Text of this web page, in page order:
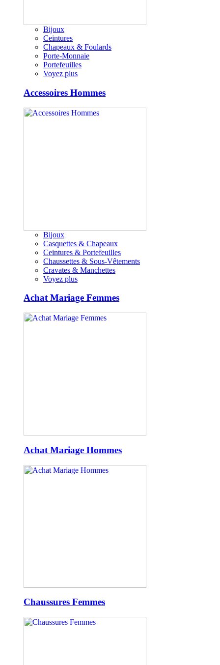
Bijoux
Ceintures
Chapeaux & Foulards
Porte-Monnaie
Portefeuilles
Voyez plus
Accessoires Hommes
Bijoux
Casquettes & Chapeaux
Ceintures & Portefeuilles
Chaussettes & Sous-Vêtements
Cravates & Manchettes
Voyez plus
Achat Mariage Femmes
Achat Mariage Hommes
Chaussures Femmes